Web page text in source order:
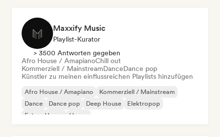
Maxxify Music
Playlist-Kurator
> 3500 Antworten gegeben
Afro House / AmapianoChill out
Kommerziell / MainstreamDanceDance pop
Künstler zu meinen einflussreichen Playlists hinzufügen
Afro House / Amapiano
Kommerziell / Mainstream
Dance
Dance pop Deep House
Elektropop
Future House
House